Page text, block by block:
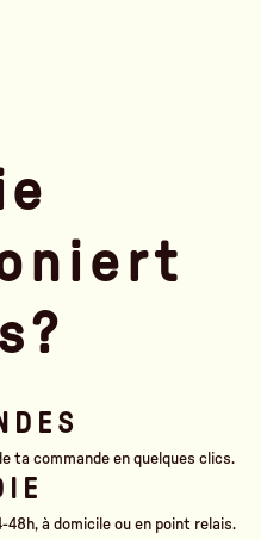
ta commande en quelques clics.
48h, à domicile ou en point relais.